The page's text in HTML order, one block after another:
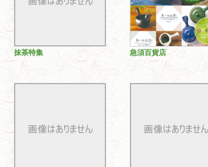
抹茶特集 急須百貨店